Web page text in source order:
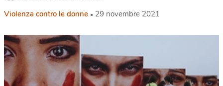
Violenza contro le donne 29 novembre 2021